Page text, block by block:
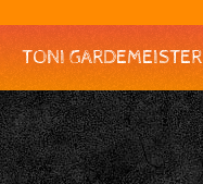
TONI GARDEMEISTER